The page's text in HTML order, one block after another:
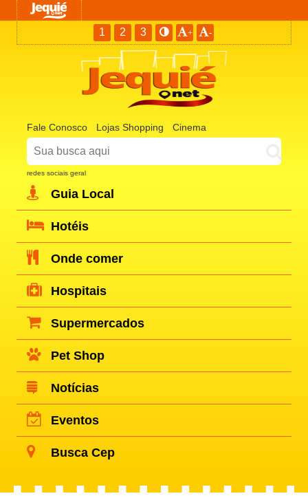
1 2 3 + -
Fale Conosco Lojas Shopping Cinema
redes sociais geral
Guia Local
Hotéis
Onde comer
Hospitais
Supermercados
Pet Shop
Notícias
Eventos
Busca Cep